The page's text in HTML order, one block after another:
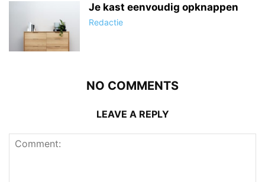
Je kast eenvoudig opknappen
Redactie
NO COMMENTS
LEAVE A REPLY